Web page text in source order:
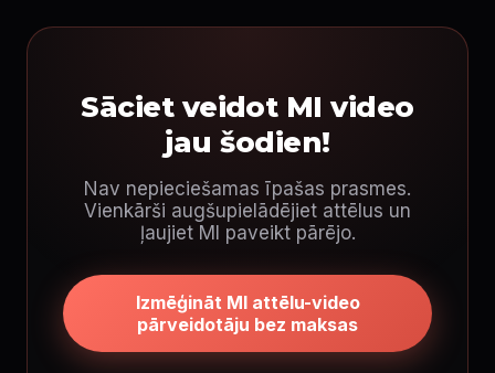
Sāciet veidot MI video
jau šodien!
Nav nepieciešamas īpašas prasmes.
Vienkārši augšupielādējiet attēlus un
ļaujiet MI paveikt pārējo.
Izmēģināt MI attēlu-video
pārveidotāju bez maksas